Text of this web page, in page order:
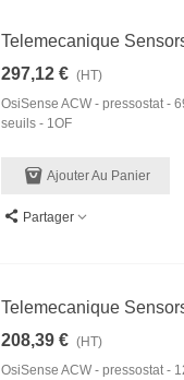
Telemecanique
297,12 € (HT)
OsiSense ACW - pressostat -
seuils - 1OF
Ajouter Au Panier
Partager
Telemecanique
208,39 € (HT)
OsiSense ACW - pressostat -